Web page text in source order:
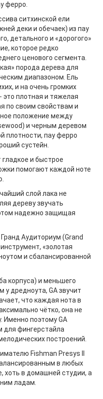
ферро.
ситхинской ели
деки и обечаек) из пау
детального и «дорогого»
которое редко
ценового сегмента.
порода дерева для
диапазоном. Ель
и на очень громких
это плотная и тяжелая
по своим свойствам и
положение между
и черным деревом
плотности, пау ферро
сустейн.
и быстрое
помогают каждой ноте
слой лака не
дереву звучать
надежно защищая
Аудиториум (Grand
«золотая
и сбалансированной
корпуса) и меньшего
у дредноута, GA звучит
что каждая нота в
чётко, она не
Именно поэтому GA
для фингерстайла
построений.
Fishman Presys II
в любых
хоть в домашней студии, а
ладам.